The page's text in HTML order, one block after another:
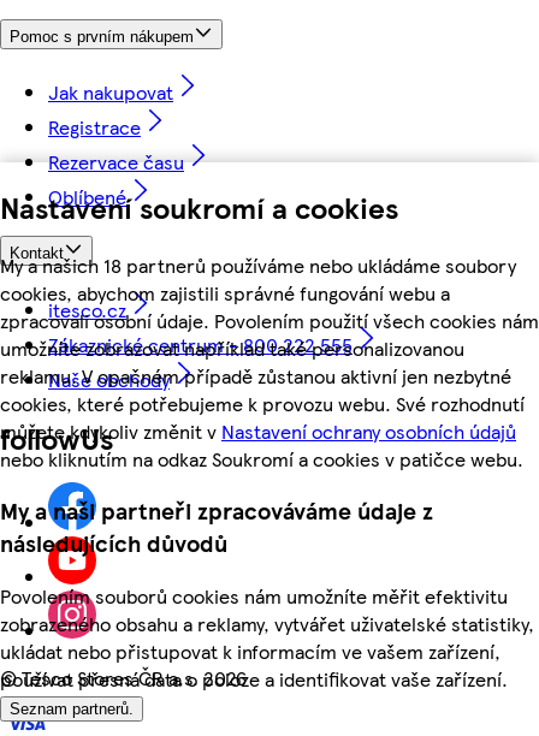
Nastavení soukromí a cookies
My a našich 18 partnerů používáme nebo ukládáme soubory
cookies, abychom zajistili správné fungování webu a
zpracovali osobní údaje. Povolením použití všech cookies nám
umožníte zobrazovat například také personalizovanou
reklamu. V opačném případě zůstanou aktivní jen nezbytné
cookies, které potřebujeme k provozu webu. Své rozhodnutí
můžete kdykoliv změnit v Nastavení ochrany osobních údajů
nebo kliknutím na odkaz Soukromí a cookies v patičce webu.
My a naši partneři zpracováváme údaje z
následujících důvodů
Povolením souborů cookies nám umožníte měřit efektivitu
zobrazeného obsahu a reklamy, vytvářet uživatelské statistiky,
ukládat nebo přistupovat k informacím ve vašem zařízení,
používat přesná data o poloze a identifikovat vaše zařízení.
Seznam partnerů.
Pomoc s prvním nákupem
Jak nakupovat
Registrace
Rezervace času
Oblíbené
Kontakt
itesco.cz
Zákaznické centrum - 800 222 555
Naše obchody
followUs
©Tesco Stores ČR a.s. 2026